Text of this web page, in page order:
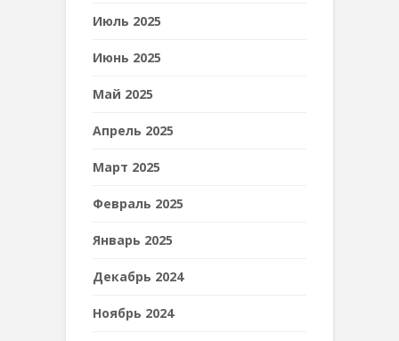
Июль 2025
Июнь 2025
Май 2025
Апрель 2025
Март 2025
Февраль 2025
Январь 2025
Декабрь 2024
Ноябрь 2024